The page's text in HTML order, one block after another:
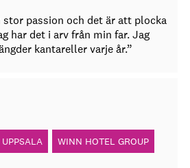
stor passion och det är att plocka
har det i arv från min far. Jag
kantareller varje år.”
UPPSALA WINN HOTEL GROUP